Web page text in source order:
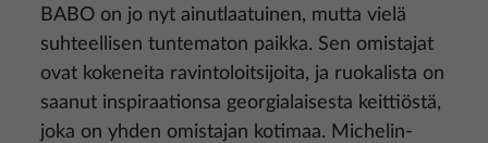
BABO on jo nyt ainutlaatuinen, mutta vielä
suhteellisen tuntematon paikka. Sen omistajat
ovat kokeneita ravintoloitsijoita, ja ruokalista on
saanut inspiraationsa georgialaisesta keittiöstä,
joka on yhden omistajan kotimaa. Michelin-